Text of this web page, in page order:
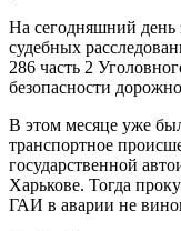
На сегодняшний
судебных
286 часть 2
безопасности
В этом месяце уже
транспортное
государственной
Харькове. Тогда
ГАИ в аварии не